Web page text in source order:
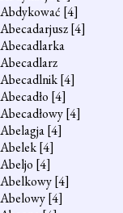
Abdykować [4]
Abecadarjusz[4]
Abecadlarka
Abecadlarz
Abecadlnik[4]
Abecadło [4]
Abecadłowy[4]
Abelagja[4]
Abelek[4]
Abeljo [4]
Abelkowy[4]
Abelowy[4]